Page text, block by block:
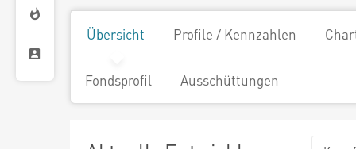
Übersicht Profile / Kennzahlen
Fondsprofil Ausschüttungen